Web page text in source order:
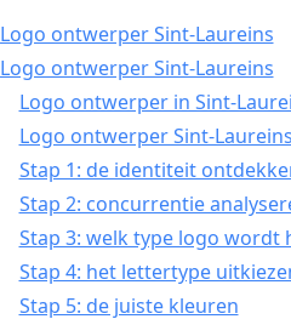
Logo ontwerper Sint-Laureins
Logo ontwerper Sint-Laureins
Logo ontwerper in Sint-
Logo ontwerper Sint-
Stap 1: de identiteit
Stap 2: concurrentie
Stap 3: welk type logo wordt
Stap 4: het lettertype
Stap 5: de juiste kleuren